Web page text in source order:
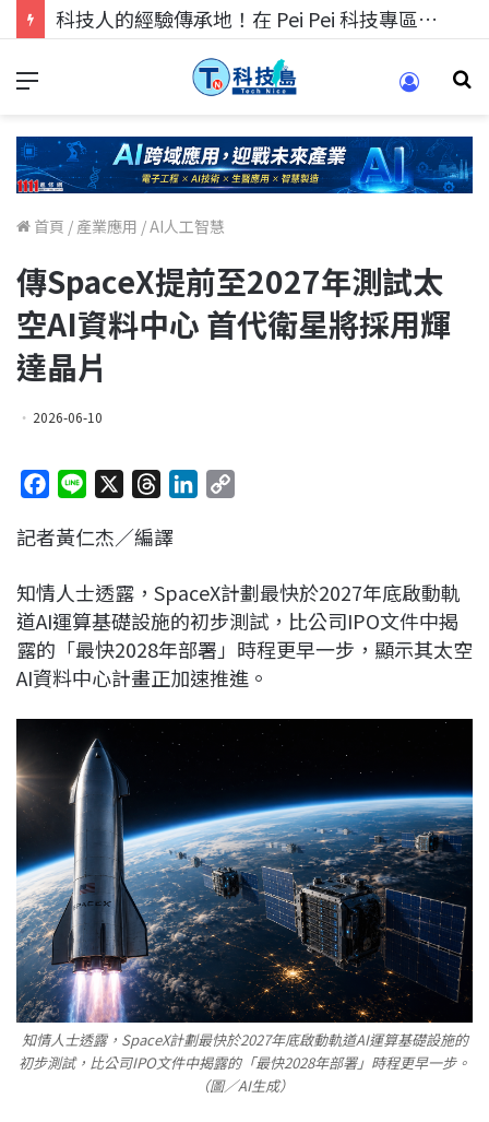
科技人的經驗傳承地！在 Pei Pei 科技專區，與學弟妹交流最硬核的技術
首頁 / 產業應用 /AI人工智慧
傳SpaceX提前至2027年測試太
空AI資料中心 首代衛星將採用輝
達晶片
2026-06-10
c
b
o
o
k
n
r
a
d
s
e
d
I
n
L
i
n
k
記者黃仁杰／編譯
知情人士透露，SpaceX計劃最快於2027年底啟動軌
道AI運算基礎設施的初步測試，比公司IPO文件中揭
露的「最快2028年部署」時程更早一步，顯示其太空
AI資料中心計畫正加速推進。
知情人士透露，SpaceX計劃最快於2027年底啟動軌道AI運算基礎設施的
初步測試，比公司IPO文件中揭露的「最快2028年部署」時程更早一步。
（圖／AI生成）